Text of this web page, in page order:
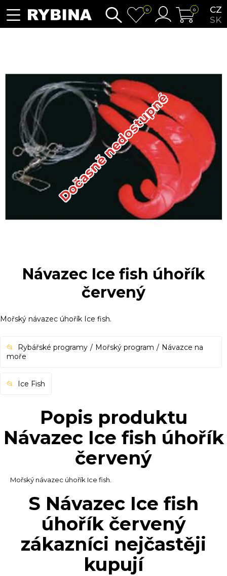
CZ
SK
0 0
Dočasně nedostupné
Návazec Ice fish úhořík
červený
Mořský návazec úhořík Ice fish.
Rybářské programy Mořský program
Návazce na
moře
Ice Fish
Popis produktu
Návazec Ice fish úhořík
červený
Mořský návazec úhořík Ice fish.
S Návazec Ice fish
úhořík červený
zákazníci nejčastěji
kupují